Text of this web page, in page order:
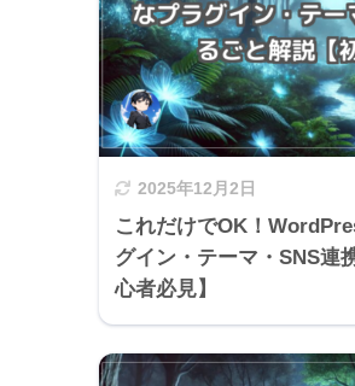
2025年12月2日
これだけでOK！
グイン・テーマ・SNS連
心者必見】